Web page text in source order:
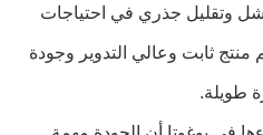
وتقليل جذري في احتياجات
منتج ثابت وعالي التدوير وجودة
طويلة.